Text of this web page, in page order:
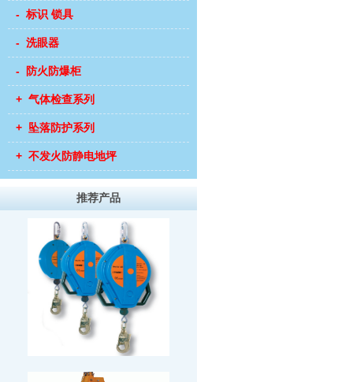
- 标识 锁具
- 洗眼器
- 防火防爆柜
+ 气体检查系列
+ 坠落防护系列
+ 不发火防静电地坪
推荐产品